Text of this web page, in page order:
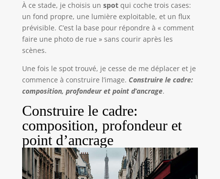
À ce stade, je choisis un spotqui coche trois cases:
un fond propre, une lumière exploitable, et un flux
prévisible. C’est la base pour répondre à « comment
faire une photo de rue » sans courir après les
scènes.
Une fois le spot trouvé, je cesse de me déplacer et je
commence à construire l’image. Construire le cadre:
composition, profondeur et point d’ancrage.
Construire le cadre:
composition, profondeur et
point d’ancrage